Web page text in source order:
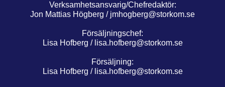
Verksamhetsansvarig/Chefredaktör:
Jon Mattias Högberg / jmhogberg@storkom.se
Försäljningschef:
Lisa Hofberg / lisa.hofberg@storkom.se
Försäljning:
Lisa Hofberg / lisa.hofberg@storkom.se